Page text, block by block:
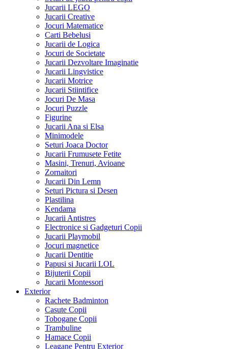
Jucarii LEGO
Jucarii Creative
Jocuri Matematice
Carti Bebelusi
Jucarii de Logica
Jocuri de Societate
Jucarii Dezvoltare Imaginatie
Jucarii Lingvistice
Jucarii Motrice
Jucarii Stiintifice
Jocuri De Masa
Jocuri Puzzle
Figurine
Jucarii Ana si Elsa
Minimodele
Seturi Joaca Doctor
Jucarii Frumusete Fetite
Masini, Trenuri, Avioane
Zornaitori
Jucarii Din Lemn
Seturi Pictura si Desen
Plastilina
Kendama
Jucarii Antistres
Electronice si Gadgeturi Copii
Jucarii Playmobil
Jocuri magnetice
Jucarii Dentitie
Papusi si Jucarii LOL
Bijuterii Copii
Jucarii Montessori
Exterior
Rachete Badminton
Casute Copii
Tobogane Copii
Trambuline
Hamace Copii
Leagane Pentru Exterior